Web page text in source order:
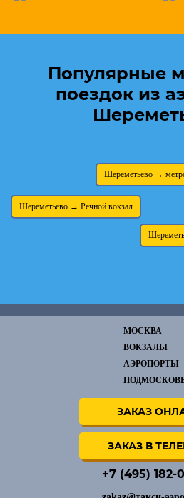
Популярные
поездок из
Шереметьево → Речной вокзал
Шереметьево →
МОСКВА
ВОКЗАЛЫ
АЭРОПОРТЫ
ЗАКАЗ
ЗАКАЗ В
+7 (495) 182-